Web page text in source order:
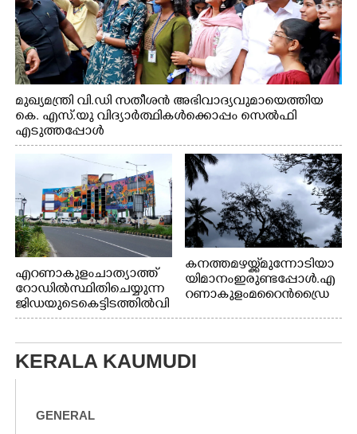
മുഖ്യമന്ത്രി വി.ഡി സതീശൻ അഭിവാദ്യവുമായെത്തിയ
കെ. എസ്.യു വിദ്യാർത്ഥികൾക്കൊപ്പം സെൽഫി
എടുത്തപ്പോൾ
എറണാകുളം ചാത്യാത്ത്
റോഡിൽ സ്ഥിതി ചെയ്യുന്ന
ജിഡയുടെ കെട്ടിടത്തിൽ വി
വിധ മേഖലകളിൽ പ്രാഗ
ചുവരിൽ പതിപ്പിച്ചപ്പോൾ
കനത്ത മഴയ്ക്ക് മുന്നോടിയാ
യി മാനം ഇരുണ്ടപ്പോൾ. എ
റണാകുളം മറൈൻഡ്രൈ
KERALA KAUMUDI
GENERAL